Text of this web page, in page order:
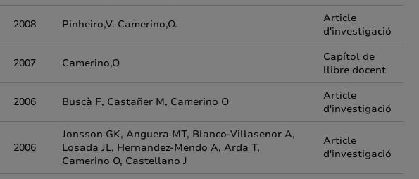
2008 Pinheiro,V. Camerino,O.
Article
d'investigació
2007 Camerino,O
Capítol de
llibre docent
2006 Buscà F, Castañer M, Camerino O
Article
d'investigació
2006
Jonsson GK, Anguera MT, Blanco-Villasenor A,
Losada JL, Hernandez-Mendo A, Arda T,
Camerino O, Castellano J
Article
d'investigació